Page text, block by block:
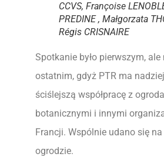
CCVS, Françoise
PREDINE , Małgorzata
Régis CRISNAIRE
Spotkanie było pierwszym,
ostatnim, gdyż PTR ma
ściślejszą współpracę z
botanicznymi i innymi
Francji. Wspólnie udano się
ogrodzie.